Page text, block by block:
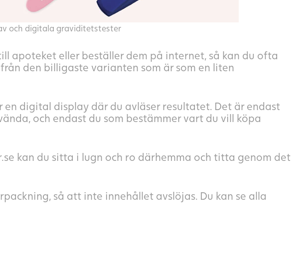
och digitala graviditetstester
apoteket eller beställer dem på internet, så kan du ofta
den billigaste varianten som är som en liten
en digital display där du avläser resultatet. Det är endast
och endast du som bestämmer vart du vill köpa
kan du sitta i lugn och ro därhemma och titta genom det
så att inte innehållet avslöjas. Du kan se alla